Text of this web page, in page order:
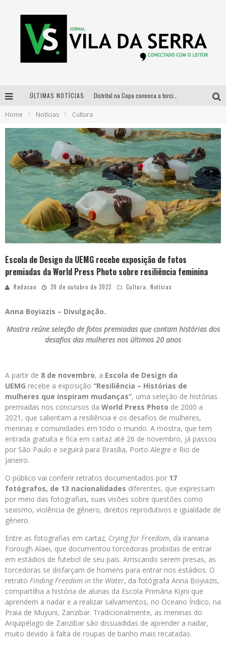
ÚLTIMAS NOTÍCIAS
Cidade Junina se consolida como vitrine estratégica para grandes marcas e se despede com Xand Avião e Mari Fernandez
Designer mineira lança jogo educativo sobre coleta seletiva na maior feira de jogos de tabuleiro da América Latina
Home Notícias Cultura
Escola de Design da UEMG recebe exposição de fotos
premiadas da World Press Photo sobre resiliência feminina
Redacao 20 de outubro de 2022 Cultura, Notícias
Anna Boyiazis – Divulgação.
Mostra reúne seleção de fotos premiadas que contam histórias dos
desafios das mulheres nos últimos 20 anos
A partir de 8 de novembro, a Escola de Design da
UEMG recebe a exposição “Resiliência – Histórias de
mulheres que inspiram mudanças”, uma seleção de histórias
premiadas nos concursos da World Press Photo de 2000 a
2021, que salientam a resiliência e os desafios de mulheres,
meninas e comunidades em todo o mundo. A mostra, que tem
entrada gratuita e fica em cartaz até 26 de novembro, já passou
por São Paulo e seguirá para Brasília, Porto Alegre e Rio de
Janeiro.
O público vai conferir retratos documentados por 17
fotógrafos, de 13 nacionalidades diferentes, que expressam
por meio das fotografias, suas visões sobre questões como
sexismo, violência de gênero, direitos reprodutivos e igualdade de
gênero.
Entre as fotografias em cartaz, Crying for Freedom, da iraniana
Forough Alaei, que documentou torcedoras proibidas de entrar
em estádios de futebol de seu país. Arriscando serem presas, as
torcedoras se disfarçam de homens para entrar nos estádios. O
retrato Finding Freedom in the Water, da fotógrafa Anna Boyiazis,
compartilha a história de alunas da Escola Primária Kijini que
aprendem a nadar e a realizar salvamentos, no Oceano Índico, na
Praia de Muyuni, Zanzibar. Tradicionalmente, as meninas do
Arquipélago de Zanzibar são dissuadidas de aprender a nadar,
muito devido à falta de roupas de banho mais recatadas.